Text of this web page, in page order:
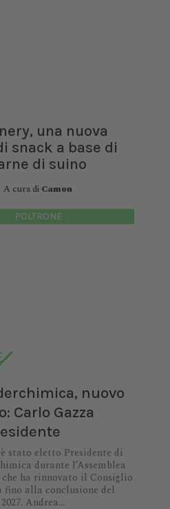
una nuova
snack a base di
di suino
A cura di Camon
POLTRONE
nuovo
Carlo Gazza
stato eletto Presidente di
durante l’Assemblea
ha rinnovato il Consiglio
fino alla conclusione del
Andrea...